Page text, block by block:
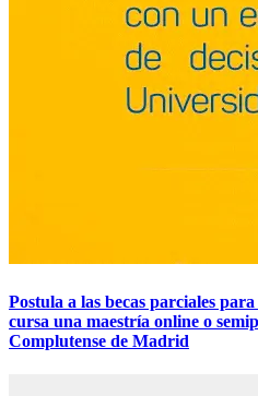
Postula a las becas parciales
cursa una maestría online o
Complutense de Madrid